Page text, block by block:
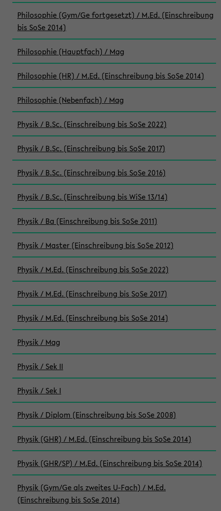
Philosophie (Gym/Ge fortgesetzt) / M.Ed. (Einschreibung
bis SoSe 2014)
Philosophie (Hauptfach) / Mag
Philosophie (HR) / M.Ed. (Einschreibung bis SoSe 2014)
Philosophie (Nebenfach) / Mag
Physik / B.Sc. (Einschreibung bis SoSe 2022)
Physik / B.Sc. (Einschreibung bis SoSe 2017)
Physik / B.Sc. (Einschreibung bis SoSe 2016)
Physik / B.Sc. (Einschreibung bis WiSe 13/14)
Physik / Ba (Einschreibung bis SoSe 2011)
Physik / Master (Einschreibung bis SoSe 2012)
Physik / M.Ed. (Einschreibung bis SoSe 2022)
Physik / M.Ed. (Einschreibung bis SoSe 2017)
Physik / M.Ed. (Einschreibung bis SoSe 2014)
Physik / Mag
Physik / Sek II
Physik / Sek I
Physik / Diplom (Einschreibung bis SoSe 2008)
Physik (GHR) / M.Ed. (Einschreibung bis SoSe 2014)
Physik (GHR/SP) / M.Ed. (Einschreibung bis SoSe 2014)
Physik (Gym/Ge als zweites U-Fach) / M.Ed.
(Einschreibung bis SoSe 2014)